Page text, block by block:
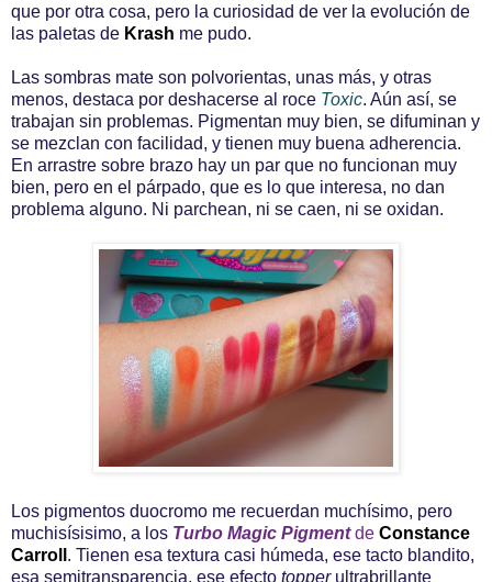
que por otra cosa, pero la curiosidad de ver la evolución de
las paletas de Krash me pudo.
Las sombras mate son polvorientas, unas más, y otras
menos, destaca por deshacerse al roce Toxic. Aún así, se
trabajan sin problemas. Pigmentan muy bien, se difuminan y
se mezclan con facilidad, y tienen muy buena adherencia.
En arrastre sobre brazo hay un par que no funcionan muy
bien, pero en el párpado, que es lo que interesa, no dan
problema alguno. Ni parchean, ni se caen, ni se oxidan.
Los pigmentos duocromo me recuerdan muchísimo, pero
muchisísisimo, a los Turbo Magic Pigmentde Constance
Carroll . Tienen esa textura casi húmeda, ese tacto blandito,
esa semitransparencia, ese efecto topperultrabrillante